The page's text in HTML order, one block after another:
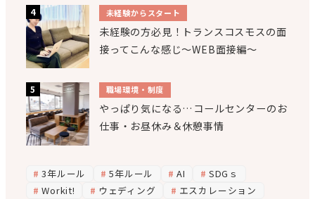
未経験からスタート
未経験の方必見！トランスコスモスの面
接ってこんな感じ～WEB面接編～
職場環境・制度
やっぱり気になる…コールセンターのお
仕事・お昼休み＆休憩事情
3年ルール 5年ルール AI
SDGｓ
Workit!
ウェディング
エスカレーション